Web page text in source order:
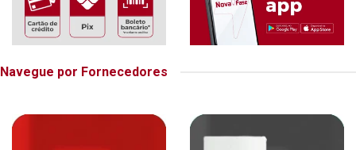
Navegue por Fornecedores